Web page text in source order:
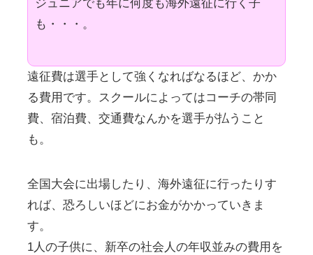
ジュニアでも年に何度も海外遠征に行く子
も・・・。
遠征費は選手として強くなればなるほど、かか
る費用です。スクールによってはコーチの帯同
費、宿泊費、交通費なんかを選手が払うこと
も。
全国大会に出場したり、海外遠征に行ったりす
れば、恐ろしいほどにお金がかかっていきま
す。
1人の子供に、新卒の社会人の年収並みの費用を